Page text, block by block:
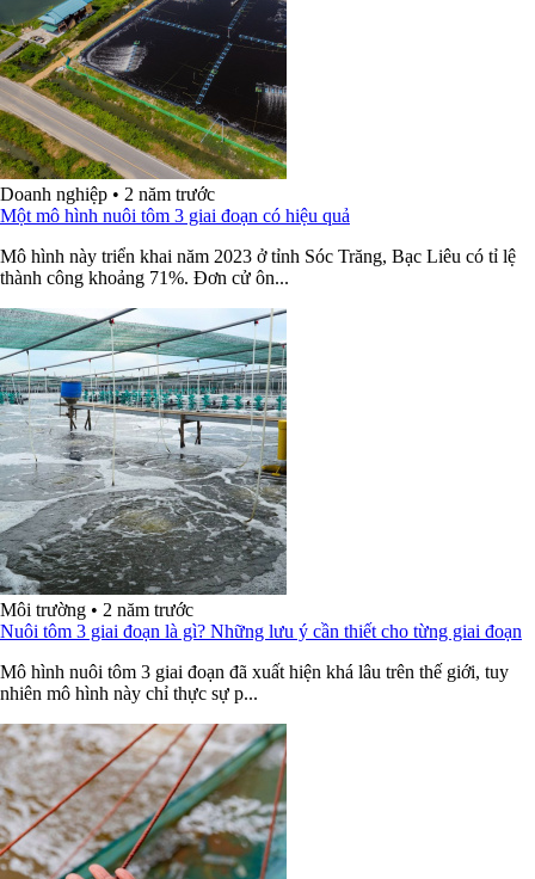
Doanh nghiệp • 2 năm trước
Một mô hình nuôi tôm 3 giai đoạn có hiệu quả
Mô hình này triển khai năm 2023 ở tỉnh Sóc Trăng, Bạc Liêu có tỉ lệ
thành công khoảng 71%. Đơn cử ôn...
Môi trường • 2 năm trước
Nuôi tôm 3 giai đoạn là gì? Những lưu ý cần thiết cho từng giai đoạn
Mô hình nuôi tôm 3 giai đoạn đã xuất hiện khá lâu trên thế giới, tuy
nhiên mô hình này chỉ thực sự p...